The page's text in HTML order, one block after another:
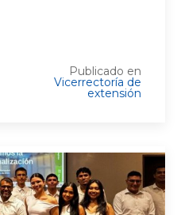
Publicado en
Vicerrectoría de
extensión